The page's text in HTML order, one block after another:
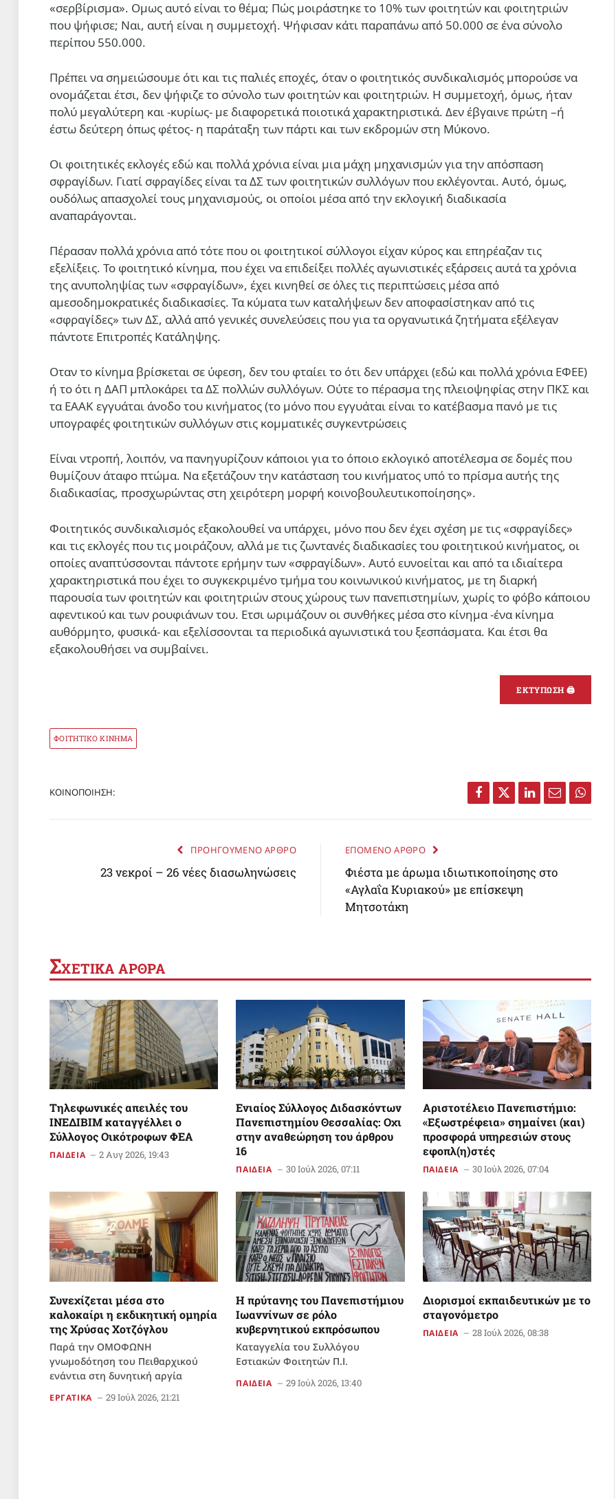
«σερβίρισμα». Ομως αυτό είναι το θέμα; Πώς μοιράστηκε το 10% των φοιτητών και φοιτητριών
που ψήφισε; Ναι, αυτή είναι η συμμετοχή. Ψήφισαν κάτι παραπάνω από 50.000 σε ένα σύνολο
περίπου 550.000.
Πρέπει να σημειώσουμε ότι και τις παλιές εποχές, όταν ο φοιτητικός συνδικαλισμός μπορούσε να
ονομάζεται έτσι, δεν ψήφιζε το σύνολο των φοιτητών και φοιτητριών. Η συμμετοχή, όμως, ήταν
πολύ μεγαλύτερη και -κυρίως- με διαφορετικά ποιοτικά χαρακτηριστικά. Δεν έβγαινε πρώτη –ή
έστω δεύτερη όπως φέτος- η παράταξη των πάρτι και των εκδρομών στη Μύκονο.
Οι φοιτητικές εκλογές εδώ και πολλά χρόνια είναι μια μάχη μηχανισμών για την απόσπαση
σφραγίδων. Γιατί σφραγίδες είναι τα ΔΣ των φοιτητικών συλλόγων που εκλέγονται. Αυτό, όμως,
ουδόλως απασχολεί τους μηχανισμούς, οι οποίοι μέσα από την εκλογική διαδικασία
αναπαράγονται.
Πέρασαν πολλά χρόνια από τότε που οι φοιτητικοί σύλλογοι είχαν κύρος και επηρέαζαν τις
εξελίξεις. Το φοιτητικό κίνημα, που έχει να επιδείξει πολλές αγωνιστικές εξάρσεις αυτά τα χρόνια
της ανυποληψίας των «σφραγίδων», έχει κινηθεί σε όλες τις περιπτώσεις μέσα από
αμεσοδημοκρατικές διαδικασίες. Τα κύματα των καταλήψεων δεν αποφασίστηκαν από τις
«σφραγίδες» των ΔΣ, αλλά από γενικές συνελεύσεις που για τα οργανωτικά ζητήματα εξέλεγαν
πάντοτε Επιτροπές Κατάληψης.
Οταν το κίνημα βρίσκεται σε ύφεση, δεν του φταίει το ότι δεν υπάρχει (εδώ και πολλά χρόνια ΕΦΕΕ)
ή το ότι η ΔΑΠ μπλοκάρει τα ΔΣ πολλών συλλόγων. Ούτε το πέρασμα της πλειοψηφίας στην ΠΚΣ και
τα ΕΑΑΚ εγγυάται άνοδο του κινήματος (το μόνο που εγγυάται είναι το κατέβασμα πανό με τις
υπογραφές φοιτητικών συλλόγων στις κομματικές συγκεντρώσεις
Είναι ντροπή, λοιπόν, να πανηγυρίζουν κάποιοι για το όποιο εκλογικό αποτέλεσμα σε δομές που
θυμίζουν άταφο πτώμα. Να εξετάζουν την κατάσταση του κινήματος υπό το πρίσμα αυτής της
διαδικασίας, προσχωρώντας στη χειρότερη μορφή κοινοβουλευτικοποίησης».
Φοιτητικός συνδικαλισμός εξακολουθεί να υπάρχει, μόνο που δεν έχει σχέση με τις «σφραγίδες»
και τις εκλογές που τις μοιράζουν, αλλά με τις ζωντανές διαδικασίες του φοιτητικού κινήματος, οι
οποίες αναπτύσσονται πάντοτε ερήμην των «σφραγίδων». Αυτό ευνοείται και από τα ιδιαίτερα
χαρακτηριστικά που έχει το συγκεκριμένο τμήμα του κοινωνικού κινήματος, με τη διαρκή
παρουσία των φοιτητών και φοιτητριών στους χώρους των πανεπιστημίων, χωρίς το φόβο κάποιου
αφεντικού και των ρουφιάνων του. Ετσι ωριμάζουν οι συνθήκες μέσα στο κίνημα -ένα κίνημα
αυθόρμητο, φυσικά- και εξελίσσονται τα περιοδικά αγωνιστικά του ξεσπάσματα. Και έτσι θα
εξακολουθήσει να συμβαίνει.
ΕΚΤΥΠΩΣΗ 🖨
ΦΟΙΤΗΤΙΚΟ ΚΙΝΗΜΑ
ΚΟΙΝΟΠΟΙΗΣΗ:
Facebook
TwitterLinkedIn
Email
ΠΡΟΗΓΟΥΜΕΝΟ ΑΡΘΡΟ
23 νεκροί – 26 νέες διασωληνώσεις
ΕΠΟΜΕΝΟ ΑΡΘΡΟ
Φιέστα με άρωμα ιδιωτικοποίησης στο
«Αγλαΐα Κυριακού» με επίσκεψη
Μητσοτάκη
ΣΧΕΤΙΚΑ ΑΡΘΡΑ
Tηλεφωνικές απειλές του
ΙΝΕΔΙΒΙΜ καταγγέλλει ο
Σύλλογος Οικότροφων ΦΕΑ
ΠΑΙΔΕΙΑ 2 Αυγ 2026, 19:43
Ενιαίος Σύλλογος Διδασκόντων
Πανεπιστημίου Θεσσαλίας: Οχι
στην αναθεώρηση του άρθρου
16
ΠΑΙΔΕΙΑ 30 Ιούλ 2026, 07:11
Αριστοτέλειο Πανεπιστήμιο:
«Εξωστρέφεια» σημαίνει (και)
προσφορά υπηρεσιών στους
εφοπλ(η)στές
ΠΑΙΔΕΙΑ 30 Ιούλ 2026, 07:04
Συνεχίζεται μέσα στο
καλοκαίρι η εκδικητική ομηρία
της Χρύσας Χοτζόγλου
Παρά την ΟΜΟΦΩΝΗ
γνωμοδότηση του Πειθαρχικού
ενάντια στη δυνητική αργία
ΕΡΓΑΤΙΚΑ 29 Ιούλ 2026, 21:21
Η πρύτανης του Πανεπιστήμιου
Ιωαννίνων σε ρόλο
κυβερνητικού εκπρόσωπου
Καταγγελία του Συλλόγου
Εστιακών Φοιτητών Π.Ι.
ΠΑΙΔΕΙΑ 29 Ιούλ 2026, 13:40
Διορισμοί εκπαιδευτικών με το
σταγονόμετρο
ΠΑΙΔΕΙΑ 28 Ιούλ 2026, 08:38